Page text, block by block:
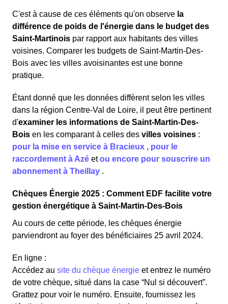
C'est à cause de ces éléments qu'on observe la
différence de poids de l'énergie dans le budget des
Saint-Martinois par rapport aux habitants des villes
voisines. Comparer les budgets de Saint-Martin-Des-
Bois avec les villes avoisinantes est une bonne
pratique.
Étant donné que les données diffèrent selon les villes
dans la région Centre-Val de Loire, il peut être pertinent
d'examiner les informations de Saint-Martin-Des-
Bois en les comparant à celles des villes voisines :
pour la mise en service à Bracieux , pour le
raccordement à Azé etou encore pour souscrire un
abonnement à Theillay .
Chèques Énergie 2025 : Comment EDF facilite votre
gestion énergétique à Saint-Martin-Des-Bois
Au cours de cette période, les chèques énergie
parviendront au foyer des bénéficiaires 25 avril 2024.
En ligne :
Accédez au site du chèque énergie et entrez le numéro
de votre chèque, situé dans la case “Nul si découvert”.
Grattez pour voir le numéro. Ensuite, fournissez les